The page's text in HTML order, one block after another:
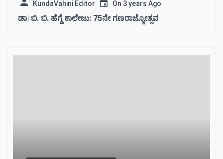
KundaVahini Editor On 3 years Ago
ಡಾ| ಬಿ. ಬಿ. ಹೆಗ್ಡೆ ಕಾಲೇಜು: 75ನೇ ಗಣರಾಜ್ಯೋತ್ಸವ